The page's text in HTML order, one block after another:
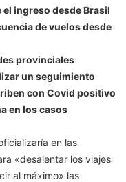
ingreso desde Brasil
de vuelos desde
provinciales
un seguimiento
con Covid positivo
en los casos
en las
«desalentar los viajes
al máximo» las